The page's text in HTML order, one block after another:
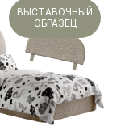
ВЫСТАВОЧНЫЙ
ОБРАЗЕЦ